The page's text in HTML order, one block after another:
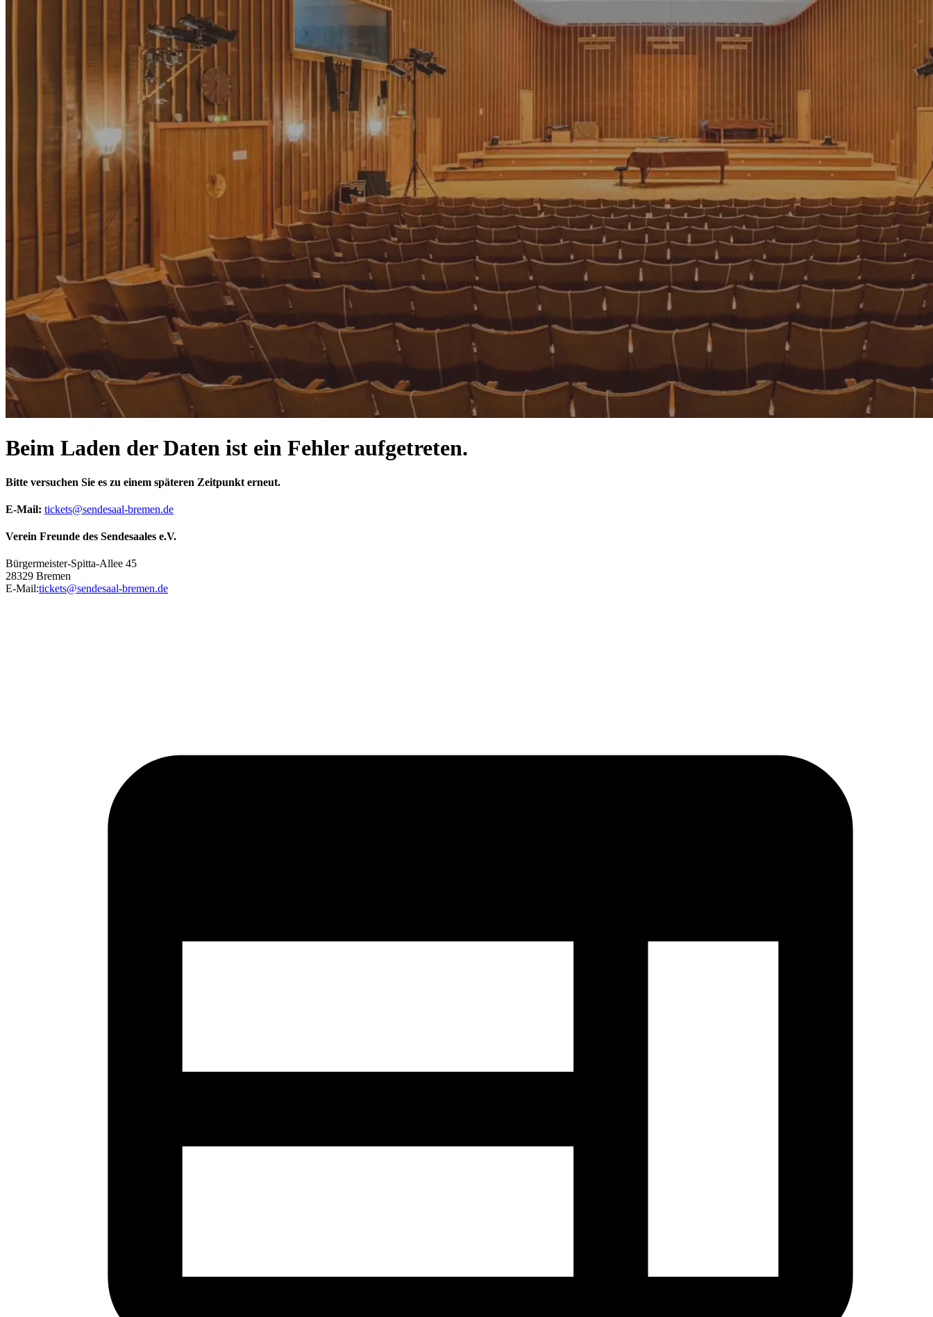
Beim Laden der Daten ist ein Fehler aufgetreten.
Bitte versuchen Sie es zu einem späteren Zeitpunkt erneut.
E-Mail: tickets@sendesaal-bremen.de
Verein Freunde des Sendesaales e.V.
Bürgermeister-Spitta-Allee 45
28329 Bremen
E-Mail:tickets@sendesaal-bremen.de